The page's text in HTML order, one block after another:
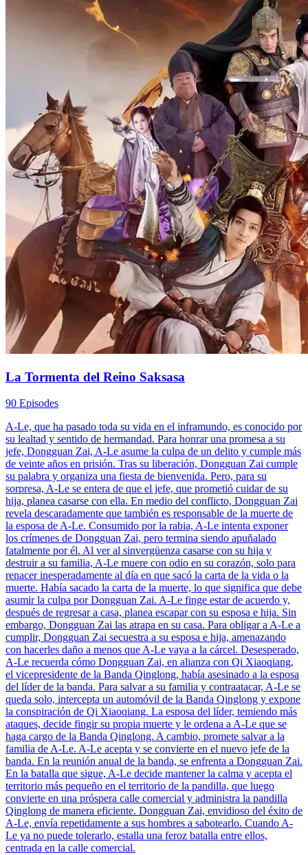
La Tormenta del Reino Saksasa
90 Episodes
A-Le, que ha pasado toda su vida en el inframundo, es conocido por
su lealtad y sentido de hermandad. Para honrar una promesa a su
jefe, Dongguan Zai, A-Le asume la culpa de un delito y cumple más
de veinte años en prisión. Tras su liberación, Dongguan Zai cumple
su palabra y organiza una fiesta de bienvenida. Pero, para su
sorpresa, A-Le se entera de que el jefe, que prometió cuidar de su
hija, planea casarse con ella. En medio del conflicto, Dongguan Zai
revela descaradamente que también es responsable de la muerte de
la esposa de A-Le. Consumido por la rabia, A-Le intenta exponer
los crímenes de Dongguan Zai, pero termina siendo apuñalado
fatalmente por él. Al ver al sinvergüenza casarse con su hija y
destruir a su familia, A-Le muere con odio en su corazón, solo para
renacer inesperadamente al día en que sacó la carta de la vida o la
muerte. Había sacado la carta de la muerte, lo que significa que debe
asumir la culpa por Dongguan Zai. A-Le finge estar de acuerdo y,
después de regresar a casa, planea escapar con su esposa e hija. Sin
embargo, Dongguan Zai las atrapa en su casa. Para obligar a A-Le a
cumplir, Dongguan Zai secuestra a su esposa e hija, amenazando
con hacerles daño a menos que A-Le vaya a la cárcel. Desesperado,
A-Le recuerda cómo Dongguan Zai, en alianza con Qi Xiaoqiang,
el vicepresidente de la Banda Qinglong, había asesinado a la esposa
del líder de la banda. Para salvar a su familia y contraatacar, A-Le se
queda solo, intercepta un automóvil de la Banda Qinglong y expone
la conspiración de Qi Xiaoqiang. La esposa del líder, temiendo más
ataques, decide fingir su propia muerte y le ordena a A-Le que se
haga cargo de la Banda Qinglong. A cambio, promete salvar a la
familia de A-Le. A-Le acepta y se convierte en el nuevo jefe de la
banda. En la reunión anual de la banda, se enfrenta a Dongguan Zai.
En la batalla que sigue, A-Le decide mantener la calma y acepta el
territorio más pequeño en el territorio de la pandilla, que luego
convierte en una próspera calle comercial y administra la pandilla
Qinglong de manera eficiente. Dongguan Zai, envidioso del éxito de
A-Le, envía repetidamente a sus hombres a sabotearlo. Cuando A-
Le ya no puede tolerarlo, estalla una feroz batalla entre ellos,
centrada en la calle comercial.